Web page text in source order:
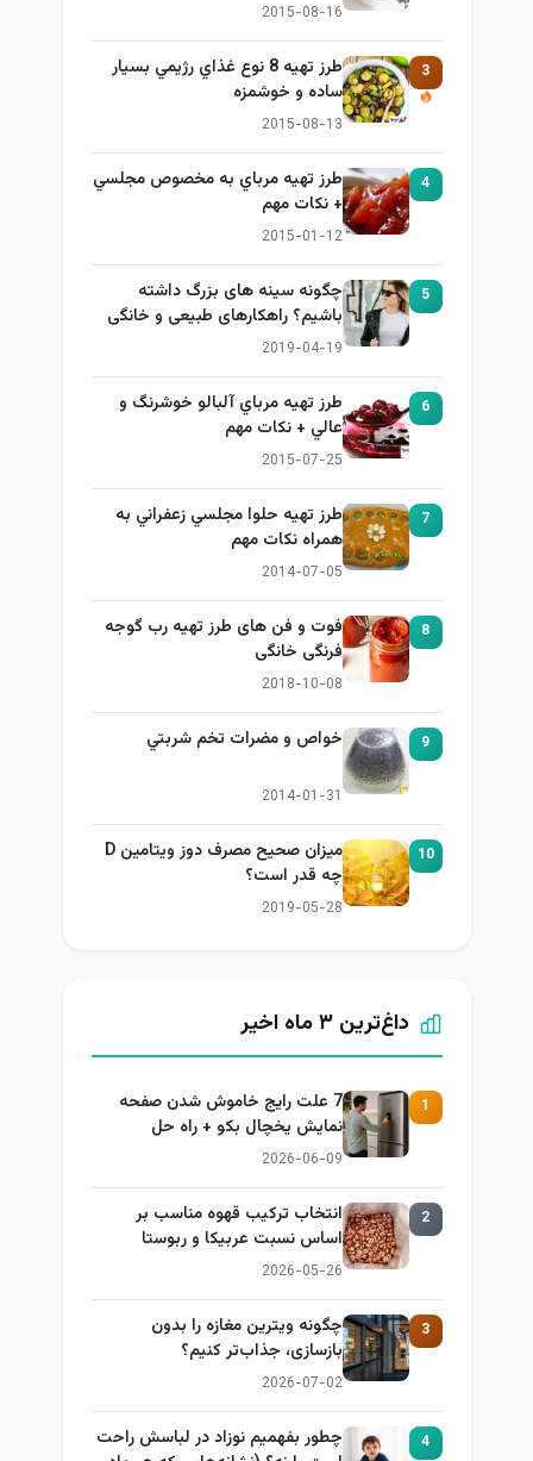
2015-08-16
3
طرز تهيه 8 نوع غذاي رژيمي بسيار
ساده و خوشمزه
2015-08-13
4
طرز تهيه مرباي به مخصوص مجلسي
+ نكات مهم
2015-01-12
5
چگونه سینه های بزرگ داشته
باشیم؟ راهکارهای طبیعی و خانگی
برای بزرگ کردن سینه
2019-04-19
6
طرز تهيه مرباي آلبالو خوشرنگ و
عالي + نكات مهم
2015-07-25
7
طرز تهيه حلوا مجلسي زعفراني به
همراه نكات مهم
2014-07-05
8
فوت و فن های طرز تهیه رب گوجه
فرنگی خانگی
2018-10-08
9 خواص و مضرات تخم شربتي
2014-01-31
10
میزان صحیح مصرف دوز ویتامین D
چه قدر است؟
2019-05-28
داغ‌ترین ۳ ماه اخیر
1
7 علت رایج خاموش شدن صفحه
نمایش یخچال بکو + راه حل
2026-06-09
2
انتخاب ترکیب قهوه مناسب بر
اساس نسبت عربیکا و ربوستا
2026-05-26
3
چگونه ویترین مغازه را بدون
بازسازی، جذاب‌تر کنیم؟
2026-07-02
4
چطور بفهمیم نوزاد در لباسش راحت